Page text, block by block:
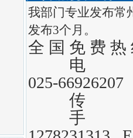
我部门专业发布常
发布3个月。
全 国 免
电 话 :
025-66926207
传 真 :
手 机 :